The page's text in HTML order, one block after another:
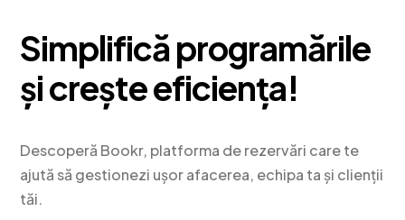
Simplifică programările
și crește eficiența!
Descoperă Bookr, platforma de rezervări care te
ajută să gestionezi ușor afacerea, echipa ta și clienții
tăi.